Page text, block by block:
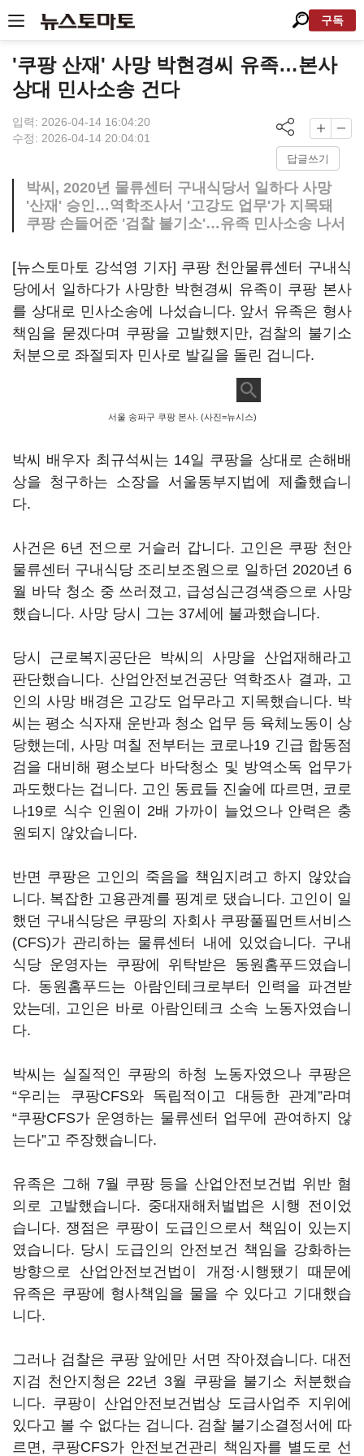
구독
'쿠팡 산재' 사망 박현경씨 유족…본사
상대 민사소송 건다
입력: 2026-04-14 16:04:20
수정: 2026-04-14 20:04:01
답글쓰기
박씨, 2020년 물류센터 구내식당서 일하다 사망
'산재' 승인…역학조사서 '고강도 업무'가 지목돼
쿠팡 손들어준 '검찰 불기소'…유족 민사소송 나서
[뉴스토마토 강석영 기자] 쿠팡 천안물류센터 구내식
당에서 일하다가 사망한 박현경씨 유족이 쿠팡 본사
를 상대로 민사소송에 나섰습니다. 앞서 유족은 형사
책임을 묻겠다며 쿠팡을 고발했지만, 검찰의 불기소
처분으로 좌절되자 민사로 발길을 돌린 겁니다.
서울 송파구 쿠팡 본사. (사진=뉴시스)
박씨 배우자 최규석씨는 14일 쿠팡을 상대로 손해배
상을 청구하는 소장을 서울동부지법에 제출했습니
다.
사건은 6년 전으로 거슬러 갑니다. 고인은 쿠팡 천안
물류센터 구내식당 조리보조원으로 일하던 2020년 6
월 바닥 청소 중 쓰러졌고, 급성심근경색증으로 사망
했습니다. 사망 당시 그는 37세에 불과했습니다.
당시 근로복지공단은 박씨의 사망을 산업재해라고
판단했습니다. 산업안전보건공단 역학조사 결과, 고
인의 사망 배경은 고강도 업무라고 지목했습니다. 박
씨는 평소 식자재 운반과 청소 업무 등 육체노동이 상
당했는데, 사망 며칠 전부터는 코로나19 긴급 합동점
검을 대비해 평소보다 바닥청소 및 방역소독 업무가
과도했다는 겁니다. 고인 동료들 진술에 따르면, 코로
나19로 식수 인원이 2배 가까이 늘었으나 안력은 충
원되지 않았습니다.
반면 쿠팡은 고인의 죽음을 책임지려고 하지 않았습
니다. 복잡한 고용관계를 핑계로 댔습니다. 고인이 일
했던 구내식당은 쿠팡의 자회사 쿠팡풀필먼트서비스
(CFS)가 관리하는 물류센터 내에 있었습니다. 구내
식당 운영자는 쿠팡에 위탁받은 동원홈푸드였습니
다. 동원홈푸드는 아람인테크로부터 인력을 파견받
았는데, 고인은 바로 아람인테크 소속 노동자였습니
다.
박씨는 실질적인 쿠팡의 하청 노동자였으나 쿠팡은
“우리는 쿠팡CFS와 독립적이고 대등한 관계”라며
“쿠팡CFS가 운영하는 물류센터 업무에 관여하지 않
는다”고 주장했습니다.
유족은 그해 7월 쿠팡 등을 산업안전보건법 위반 혐
의로 고발했습니다. 중대재해처벌법은 시행 전이었
습니다. 쟁점은 쿠팡이 도급인으로서 책임이 있는지
였습니다. 당시 도급인의 안전보건 책임을 강화하는
방향으로 산업안전보건법이 개정·시행됐기 때문에
유족은 쿠팡에 형사책임을 물을 수 있다고 기대했습
니다.
그러나 검찰은 쿠팡 앞에만 서면 작아졌습니다. 대전
지검 천안지청은 22년 3월 쿠팡을 불기소 처분했습
니다. 쿠팡이 산업안전보건법상 도급사업주 지위에
있다고 볼 수 없다는 겁니다. 검찰 불기소결정서에 따
르면, 쿠팡CFS가 안전보건관리 책임자를 별도로 선